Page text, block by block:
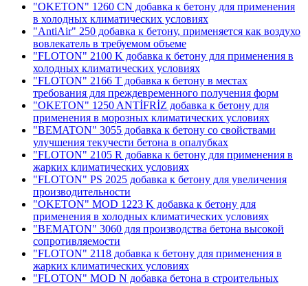
"OKETON" 1260 CN добавка к бетону для применения
в холодных климатических условиях
"AntiAir" 250 добавка к бетону, применяется как воздухо
вовлекатель в требуемом объеме
"FLOTON" 2100 K добавка к бетону для применения в
холодных климатических условиях
"FLOTON" 2166 T добавка к бетону в местах
требования для преждевременного получения форм
"OKETON" 1250 ANTİFRİZ добавка к бетону для
применения в морозных климатических условиях
"BEMATON" 3055 добавка к бетону со свойствами
улучшения текучести бетона в опалубках
"FLOTON" 2105 R добавка к бетону для применения в
жарких климатических условиях
"FLOTON" PS 2025 добавка к бетону для увеличения
производительности
"OKETON" MOD 1223 K добавка к бетону для
применения в холодных климатических условиях
"BEMATON" 3060 для производства бетона высокой
сопротивляемости
"FLOTON" 2118 добавка к бетону для применения в
жарких климатических условиях
"FLOTON" MOD N добавка бетона в строительных